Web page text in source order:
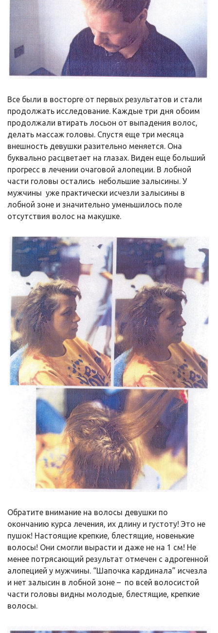
Все были в восторге от первых результатов и стали
продолжать исследование. Каждые три дня обоим
продолжали втирать лосьон от выпадения волос,
делать массаж головы. Спустя еще три месяца
внешность девушки разительно меняется. Она
буквально расцветает на глазах. Виден еще больший
прогресс в лечении очаговой алопеции. В лобной
части головы остались небольшие залысины. У
мужчины уже практически исчезли залысины в
лобной зоне и значительно уменьшилось поле
отсутствия волос на макушке.
Обратите внимание на волосы девушки по
окончанию курса лечения, их длину и густоту! Это не
пушок! Настоящие крепкие, блестящие, новенькие
волосы! Они смогли вырасти и даже не на 1 см! Не
менее потрясающий результат отмечен с адрогенной
алопецией у мужчины. “Шапочка кардинала” исчезла
и нет залысин в лобной зоне – по всей волосистой
части головы видны молодые, блестящие, крепкие
волосы.